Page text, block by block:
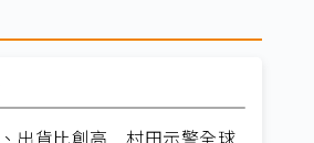
出貨比創高 村田示警全球